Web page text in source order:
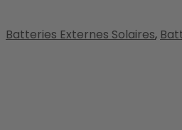
Batteries Externes Solaires,